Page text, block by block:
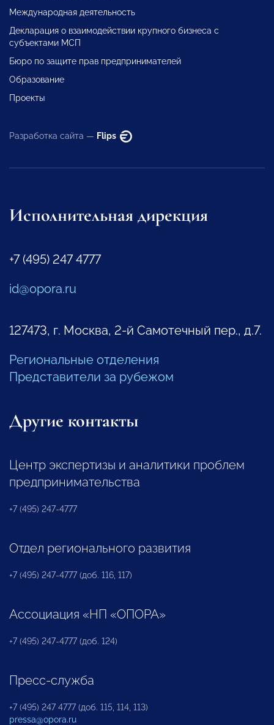
Международная деятельность
Декларация о взаимодействии крупного бизнеса с
субъектами МСП
Бюро по защите прав предпринимателей
Образование
Проекты
Разработка сайта — Flips
Исполнительная дирекция
+7 (495) 247 4777
id@opora.ru
127473, г. Москва, 2-й Самотечный пер., д.7.
Региональные отделения
Представители за рубежом
Другие контакты
Центр экспертизы и аналитики проблем
предпринимательства
+7 (495) 247-4777
Отдел регионального развития
+7 (495) 247-4777 (доб. 116, 117)
Ассоциация «НП «ОПОРА»
+7 (495) 247-4777 (доб. 124)
Пресс-служба
+7 (495) 247 4777 (доб. 115, 114, 113)
pressa@opora.ru